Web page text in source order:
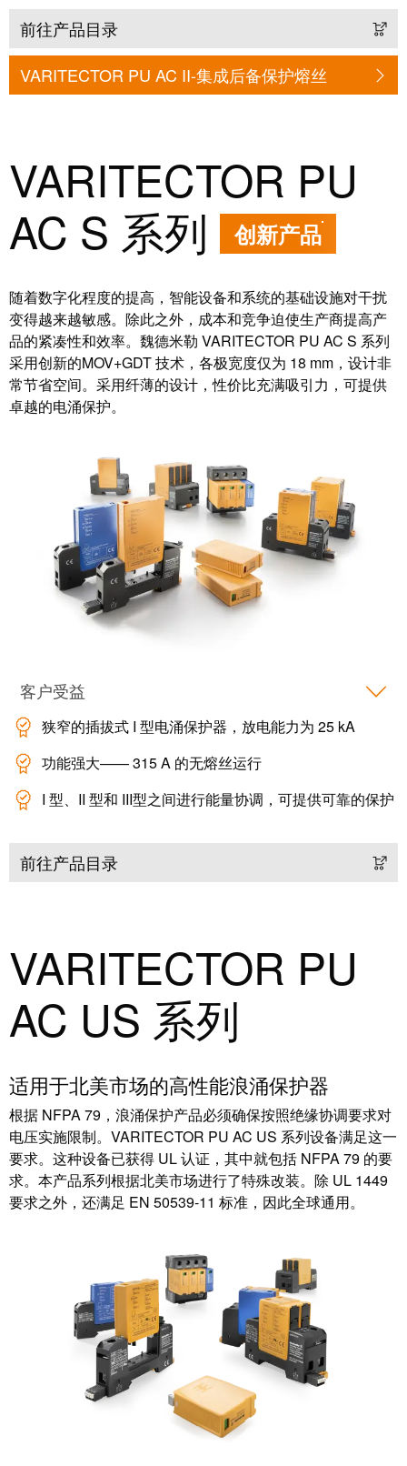
盒
自
和
软
件
控
器
I/O
系
统
工
太
网
触
摸
屏
设
计
和
可
视
化
具
测
监
控
系
统
动
机
器
学
习
问
和
云
端
服
务
著，
销
售
额
亿
欧
元
魏
米
勒
SNAP
IN
联
接
术
荣
获
2022
年
德
国
创
奖
Joachim
Herz
基
金
会
资
入
德
米
勒
魏
米
勒
再
度
斩
获
——
可
持
发
前往产品目录
VARITECTOR PU AC II-集成后备保护熔丝
VARITECTOR PU
AC S 系列
创新产品
随着数字化程度的提高，智能设备和系统的基础设施对干扰
变得越来越敏感。除此之外，成本和竞争迫使生产商提高产
品的紧凑性和效率。魏德米勒 VARITECTOR PU AC S 系列
采用创新的MOV+GDT 技术，各极宽度仅为 18 mm，设计非
常节省空间。采用纤薄的设计，性价比充满吸引力，可提供
卓越的电涌保护。
客户受益
狭窄的插拔式 I 型电涌保护器，放电能力为 25 kA
功能强大—— 315 A 的无熔丝运行
I 型、II 型和 III型之间进行能量协调，可提供可靠的保护
前往产品目录
VARITECTOR PU
AC US 系列
适用于北美市场的高性能浪涌保护器
根据 NFPA 79，浪涌保护产品必须确保按照绝缘协调要求对
电压实施限制。VARITECTOR PU AC US 系列设备满足这一
要求。这种设备已获得 UL 认证，其中就包括 NFPA 79 的要
求。本产品系列根据北美市场进行了特殊改装。除 UL 1449
要求之外，还满足 EN 50539-11 标准，因此全球通用。